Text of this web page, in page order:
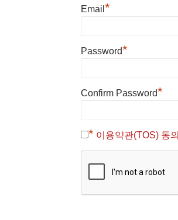
Email *
Password*
Confirm Password*
* 이용약관(TOS) 동의